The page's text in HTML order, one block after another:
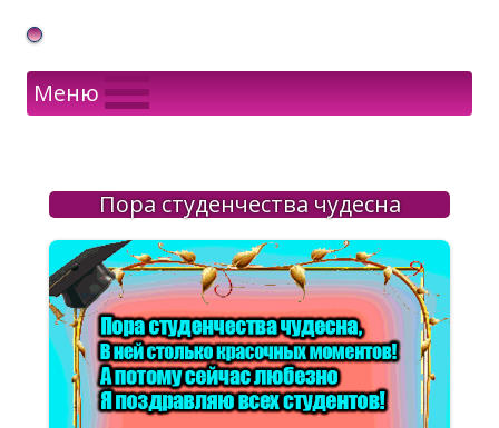
Gif Открытки в подарок
Меню
Пора студенчества чудесна